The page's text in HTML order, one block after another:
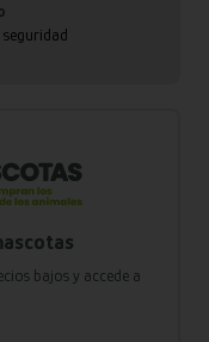
bajos y accede a